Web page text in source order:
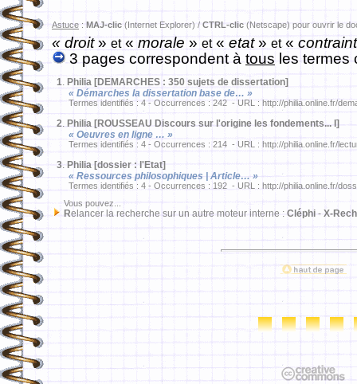
Astuce : MAJ-clic (Internet Explorer) / CTRL-clic (Netscape) pour ouvrir le
« droit» et« morale » et« etat» et«
3 pages correspondent à tous les termes
1. Philia [DEMARCHES : 350 sujets de dissertation]
« Démarches la dissertation base de… »
Termes identifiés : 4 - Occurrences : 242 - URL : http://philia.online.fr/
2. Philia [ROUSSEAU Discours sur l'origine les fondements... I]
« Oeuvres en ligne … »
Termes identifiés : 4 - Occurrences : 214 - URL : http://philia.online.fr/
3. Philia [dossier : l'Etat]
« Ressources philosophiques | Article… »
Termes identifiés : 4 - Occurrences : 192 - URL : http://philia.online.fr/
Vous pouvez...
Relancer la recherche sur un autre moteur interne : Cléphi - X-